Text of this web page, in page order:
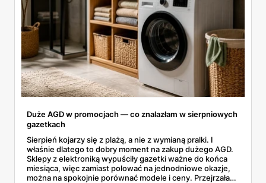
Duże AGD w promocjach — co znalazłam w sierpniowych
gazetkach
Sierpień kojarzy się z plażą, a nie z wymianą pralki. I
właśnie dlatego to dobry moment na zakup dużego AGD.
Sklepy z elektroniką wypuściły gazetki ważne do końca
miesiąca, więc zamiast polować na jednodniowe okazje,
można na spokojnie porównać modele i ceny. Przejrzałam